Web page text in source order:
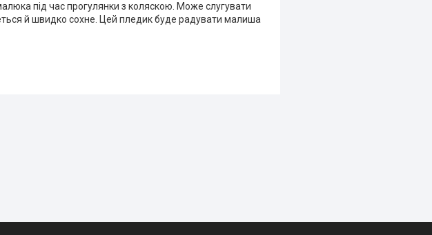
під час прогулянки з коляскою. Може слугувати
й швидко сохне. Цей пледик буде радувати малиша